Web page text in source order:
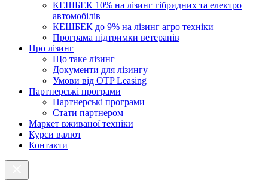
КЕШБЕК 10% на лізинг гібридних та електро
автомобілів
КЕШБЕК до 9% на лізинг агро техніки
Програма підтримки ветеранів
Про лізинг
Що таке лізинг
Документи для лізингу
Умови від OTP Leasing
Партнерські програми
Партнерські програми
Стати партнером
Маркет вживаної техніки
Курси валют
Контакти